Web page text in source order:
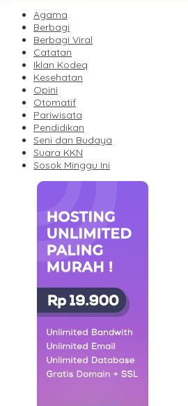
Agama
Berbagi
Berbagi Viral
Catatan
Iklan Kodeq
Kesehatan
Opini
Otomatif
Pariwisata
Pendidikan
Seni dan Budaya
Suara KKN
Sosok Minggu Ini